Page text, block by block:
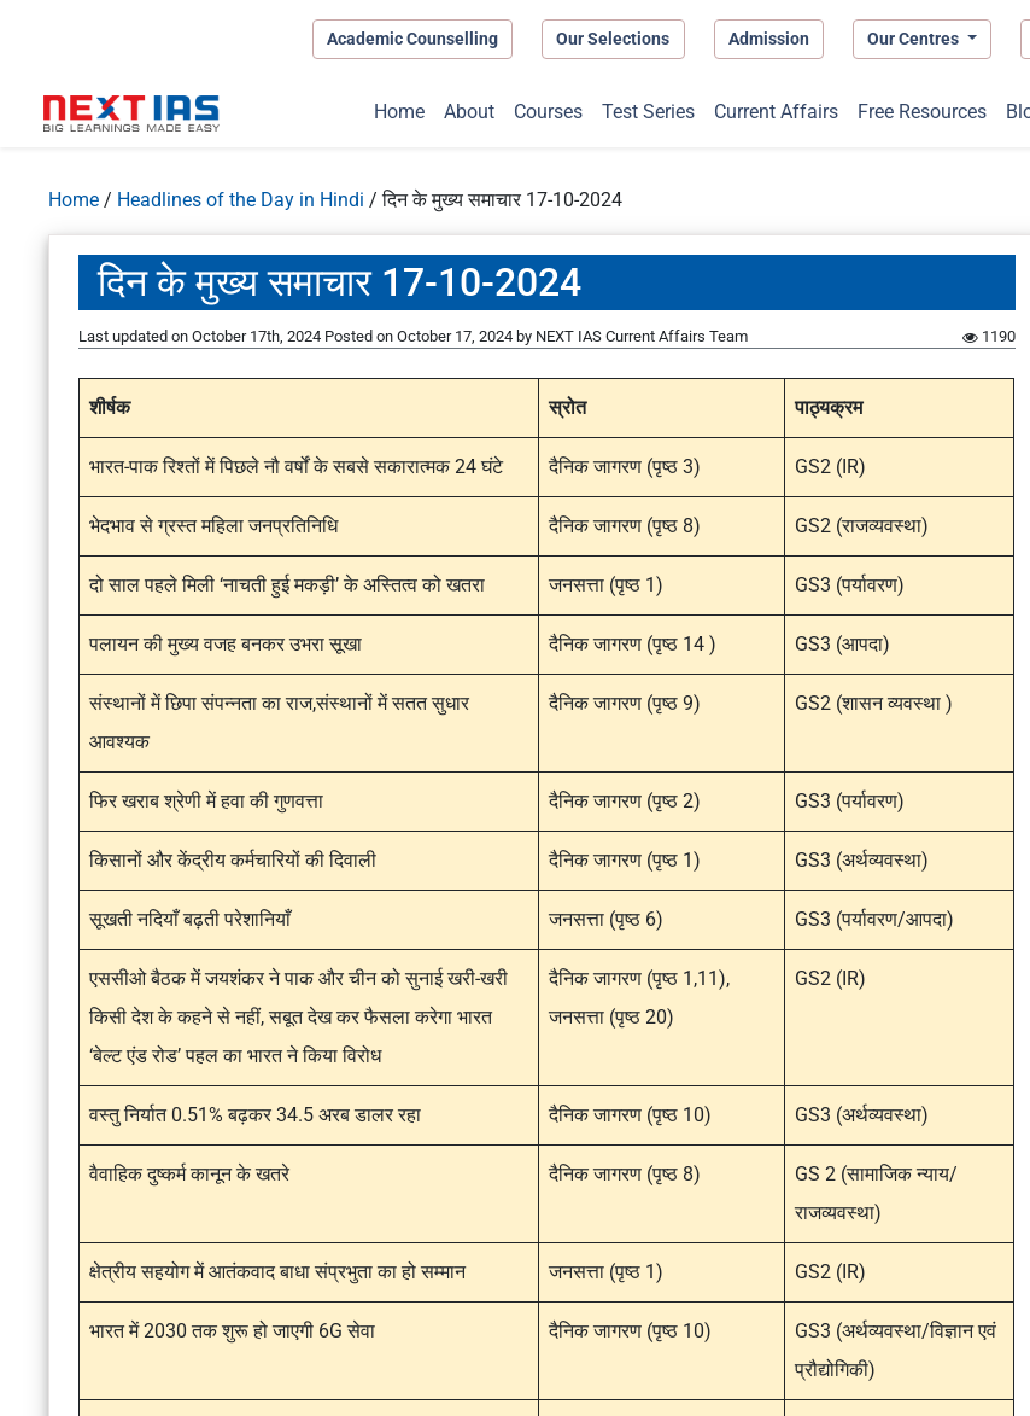
Academic Counselling Our Selections Admission Our Centres
Home About Courses Test Series Current Affairs Free Resources
Home / Headlines of the Day in Hindi /दिन के मुख्य समाचार 17-10-2024
दिन के मुख्य समाचार 17-10-2024
Last updated on October 17th, 2024 Posted on October 17, 2024 by NEXT IAS Current Affairs Team 1190
शीर्षक स्रोत पाठ्यक्रम
भारत-पाक रिश्तों में पिछले नौ वर्षों के सबसे सकारात्मक 24 घंटे दैनिक जागरण (पृष्ठ 3) GS2 (IR)
भेदभाव से ग्रस्त महिला जनप्रतिनिधि दैनिक जागरण (पृष्ठ 8) GS2 (राजव्यवस्था)
दो साल पहले मिली ‘नाचती हुई मकड़ी’ के अस्तित्व को खतरा जनसत्ता (पृष्ठ 1) GS3 (पर्यावरण)
पलायन की मुख्य वजह बनकर उभरा सूखा दैनिक जागरण (पृष्ठ 14 ) GS3 (आपदा)
संस्थानों में छिपा संपन्नता का राज,संस्थानों में सतत सुधार
आवश्यक
दैनिक जागरण (पृष्ठ 9) GS2 (शासन व्यवस्था )
फिर खराब श्रेणी में हवा की गुणवत्ता दैनिक जागरण (पृष्ठ 2) GS3 (पर्यावरण)
किसानों और केंद्रीय कर्मचारियों की दिवाली दैनिक जागरण (पृष्ठ 1) GS3 (अर्थव्यवस्था)
सूखती नदियाँ बढ़ती परेशानियाँ जनसत्ता (पृष्ठ 6) GS3 (पर्यावरण/आपदा)
एससीओ बैठक में जयशंकर ने पाक और चीन को सुनाई खरी-खरी
किसी देश के कहने से नहीं, सबूत देख कर फैसला करेगा भारत
‘बेल्ट एंड रोड’ पहल का भारत ने किया विरोध
दैनिक जागरण (पृष्ठ 1,11),
जनसत्ता (पृष्ठ 20)
GS2 (IR)
वस्तु निर्यात 0.51% बढ़कर 34.5 अरब डालर रहा दैनिक जागरण (पृष्ठ 10) GS3 (अर्थव्यवस्था)
वैवाहिक दुष्कर्म कानून के खतरे दैनिक जागरण (पृष्ठ 8)
GS 2 (सामाजिक न्याय/
राजव्यवस्था)
क्षेत्रीय सहयोग में आतंकवाद बाधा संप्रभुता का हो सम्मान जनसत्ता (पृष्ठ 1) GS2 (IR)
भारत में 2030 तक शुरू हो जाएगी 6G सेवा दैनिक जागरण (पृष्ठ 10)
GS3 (अर्थव्यवस्था/विज्ञान एवं
प्रौद्योगिकी)